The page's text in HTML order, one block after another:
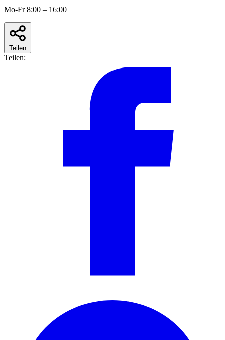
Mo-Fr 8:00 – 16:00
Teilen
Teilen: